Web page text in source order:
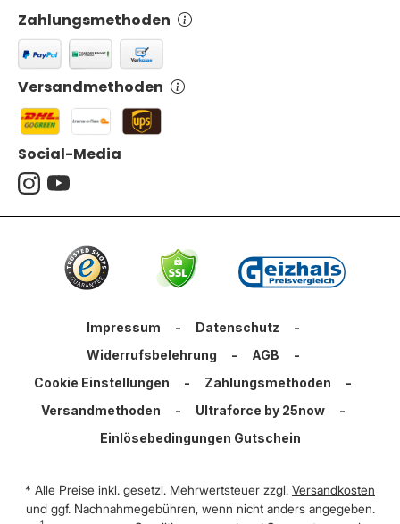
Zahlungsmethoden
Versandmethoden
Social-Media
Impressum - Datenschutz
-
Widerrufsbelehrung
- AGB
-
Cookie Einstellungen
- Zahlungsmethoden
-
Versandmethoden
- Ultraforce by 25now
-
Einlösebedingungen Gutschein
* Alle Preise inkl. gesetzl. Mehrwertsteuer zzgl. Versandkosten
und ggf. Nachnahmegebühren, wenn nicht anders angegeben.